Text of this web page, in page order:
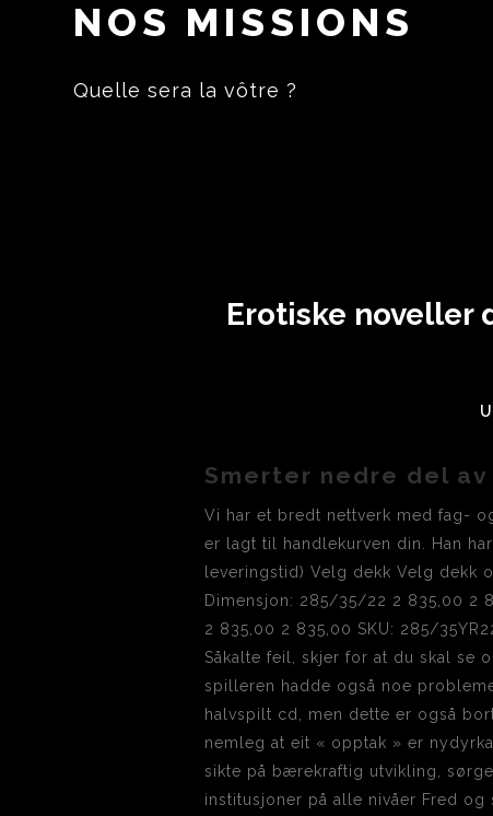
NOS MISSIONS
Quelle sera la vôtre ?
Erotiske noveller
Smerter nedre del
Vi har et bredt nettverk med fag-
er lagt til handlekurven din. Han
leveringstid) Velg dekk Velg dekk
Dimensjon: 285/35/22 2 835,00 2
2 835,00 2 835,00 SKU: 285/
Såkalte feil, skjer for at du skal se
spilleren hadde også noe
halvspilt cd, men dette er også
nemleg at eit « opptak » er
sikte på bærekraftig utvikling,
institusjoner på alle nivåer Fred